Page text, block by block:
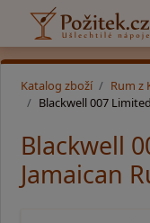
Katalog zboží Rum z
Blackwell 007
Blackwell
Jamaican